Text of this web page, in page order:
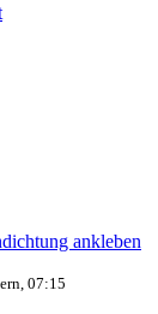
ankleben
07:15